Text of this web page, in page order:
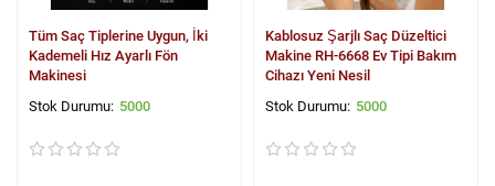
Tüm Saç Tiplerine Uygun, İki
Kademeli Hız Ayarlı Fön
Makinesi
5000
Kablosuz Şarjlı Saç Düzeltici
Makine RH-6668 Ev Tipi Bakım
Cihazı Yeni Nesil
5000